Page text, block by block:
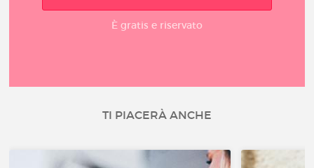
È gratis e riservato
TI PIACERÀ ANCHE